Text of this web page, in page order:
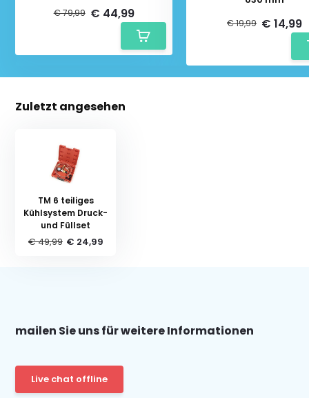
€ 79,99 € 44,99
€ 19,99 € 14,99
Zuletzt angesehen
TM 6 teiliges
Kühlsystem Druck-
und Füllset
€ 49,99 € 24,99
mailen Sie uns für weitere Informationen
Live chat offline